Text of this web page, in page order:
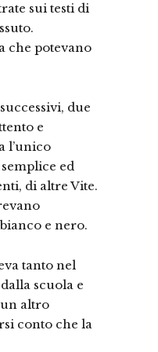
sui testi di
che potevano
due
e
l’unico
ed
di altre Vite.
e nero.
tanto nel
scuola e
altro
conto che la